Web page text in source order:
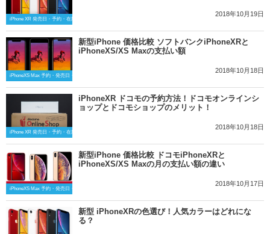
iPhone XR 発売日・予約・在庫の最新情報
2018年10月19日
iPhoneXS Max 予約・発売日・在庫情報
新型iPhone 価格比較 ソフトバンクiPhoneXRと
iPhoneXS/XS Maxの支払い額
2018年10月18日
iPhone XR 発売日・予約・在庫の最新情報
iPhoneXR ドコモの予約方法！ドコモオンラインシ
ョップとドコモショップのメリット！
2018年10月18日
iPhoneXS Max 予約・発売日・在庫情報
新型iPhone 価格比較 ドコモiPhoneXRと
iPhoneXS/XS Maxの月の支払い額の違い
2018年10月17日
新型 iPhoneXRの色選び！人気カラーはどれにな
る？